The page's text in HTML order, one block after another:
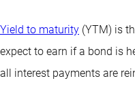
Yield to maturity (YTM) is
expect to earn if a bond is
all interest payments are